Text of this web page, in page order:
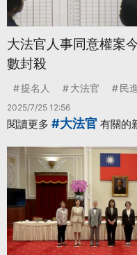
大法官人事同意權案
數封殺
提名人 大法官 民
2025/7/25 12:56
閱讀更多 #大法官 有關的